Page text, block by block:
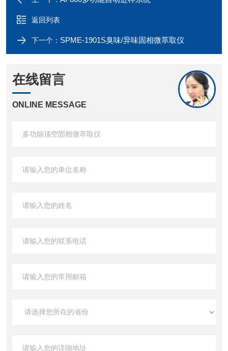
返回列表
下一个： SPME-1901S臭味/异味固相微萃取仪
在线留言
ONLINE MESSAGE